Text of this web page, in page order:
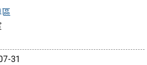
31